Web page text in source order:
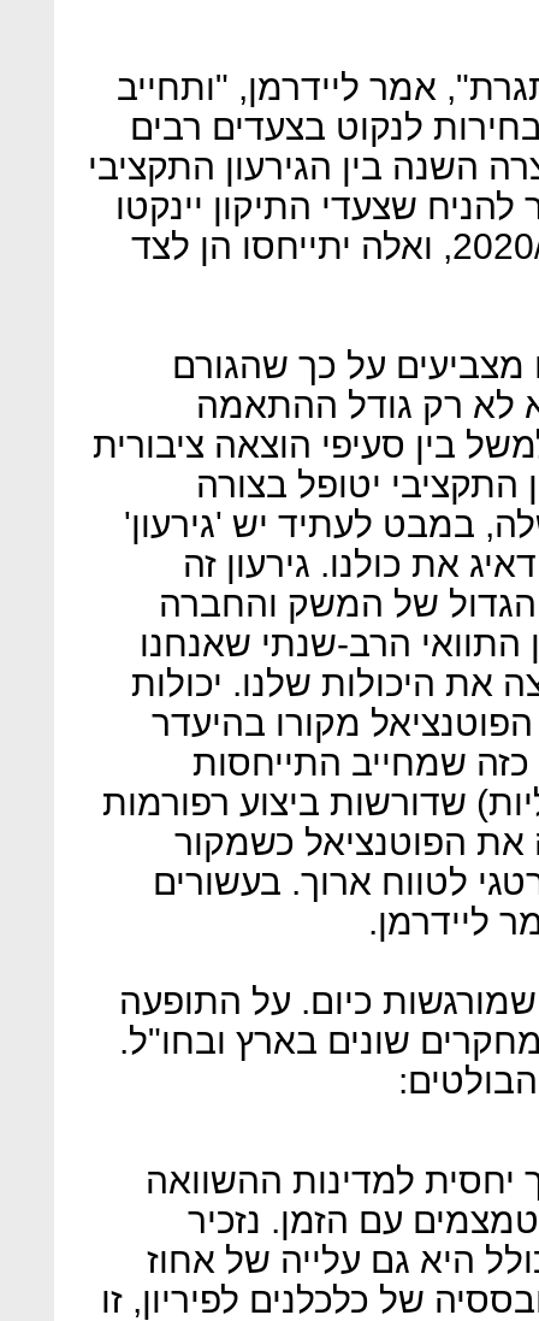
אמר ליידרמן, "ותחייב
לנקוט בצעדים רבים
השנה בין הגירעון התקציבי
שצעדי התיקון יינקטו
במסגרת תקציב המדינה ל- 2020/1, ואלה יתייחסו הן לצד
על כך שהגורם
לא רק גודל ההתאמה
בין סעיפי הוצאה ציבורית
התקציבי יטופל בצורה
במבט לעתיד יש 'גירעון'
את כולנו. גירעון זה
הגדול של המשק והחברה
התוואי הרב-שנתי שאנחנו
את היכולות שלנו. יכולות
מקורו בהיעדר
שמחייב התייחסות
שדורשות ביצוע רפורמות
את הפוטנציאל כשמקור
לטווח ארוך. בעשורים
ליידרמן.
שמורגשות כיום. על התופעה
שונים בארץ ובחו"ל.
יחסית למדינות ההשוואה
עם הזמן. נזכיר
היא גם עלייה של אחוז
של כלכלנים לפיריון, זו